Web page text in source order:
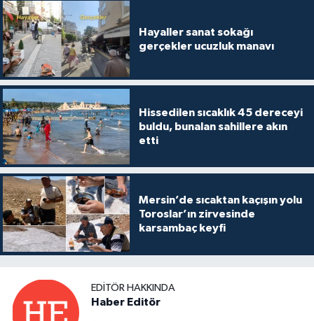
Hayaller sanat sokağı
gerçekler ucuzluk manavı
Hissedilen sıcaklık 45 dereceyi
buldu, bunalan sahillere akın
etti
Mersin’de sıcaktan kaçışın yolu
Toroslar’ın zirvesinde
karsambaç keyfi
EDITÖR HAKKINDA
Haber Editör